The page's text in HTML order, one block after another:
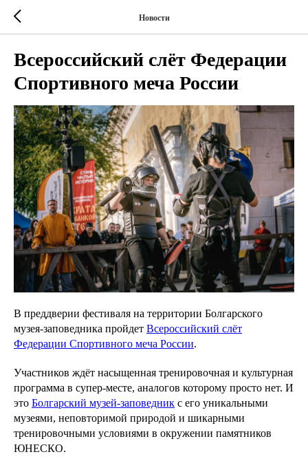
Новости
Всероссийский слёт Федерации
Спортивного меча России
В преддверии фестиваля на территории Болгарского
музея-заповедника пройдет Всероссийский слёт
Федерации Спортивного меча России.
Участников ждёт насыщенная тренировочная и культурная
программа в супер-месте, аналогов которому просто нет. И
это Болгарский музей-заповедник с его уникальными
музеями, неповторимой природой и шикарными
тренировочными условиями в окружении памятников
ЮНЕСКО.